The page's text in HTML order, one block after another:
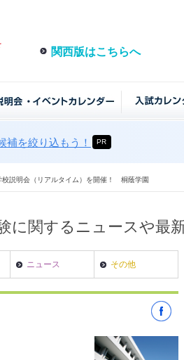
関西版はこちらへ
補を絞り込もう！ PR
校説明会（リアルタイム）を開催！ 桐蔭学園
に関するニュースや最
ニュース その他